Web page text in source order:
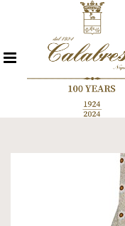
Open menu